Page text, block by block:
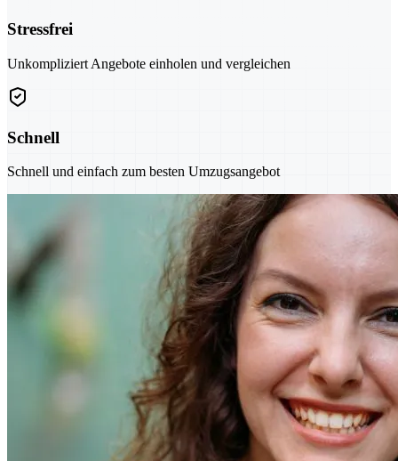
Stressfrei
Unkompliziert Angebote einholen und vergleichen
Schnell
Schnell und einfach zum besten Umzugsangebot